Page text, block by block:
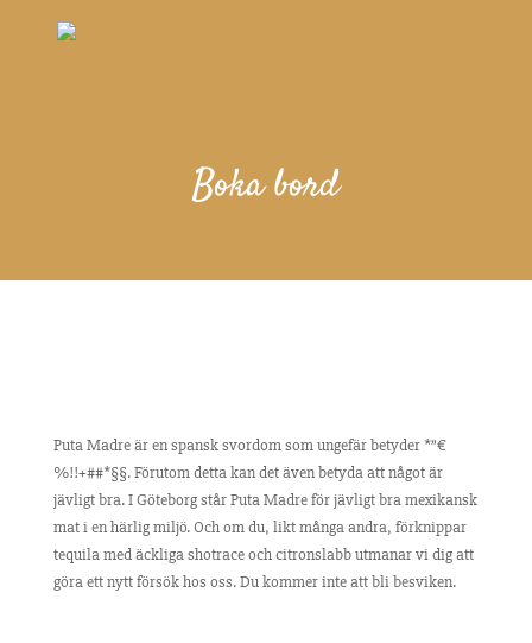
Boka bord
Puta Madre är en spansk svordom som ungefär betyder *”€
%!!+##*§§. Förutom detta kan det även betyda att något är
jävligt bra. I Göteborg står Puta Madre för jävligt bra mexikansk
mat i en härlig miljö. Och om du, likt många andra, förknippar
tequila med äckliga shotrace och citronslabb utmanar vi dig att
göra ett nytt försök hos oss. Du kommer inte att bli besviken.